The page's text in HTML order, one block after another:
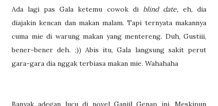
Ada lagi pas Gala ketemu cowok di blind date, eh, dia
diajakin kencan dan makan malam. Tapi ternyata makannya
cuma mie di warung makan yang mentereng. Duh, Gustiii,
bener-bener deh. ;)) Abis itu, Gala langsung sakit perut
gara-gara dia nggak terbiasa makan mie. Wahahaha